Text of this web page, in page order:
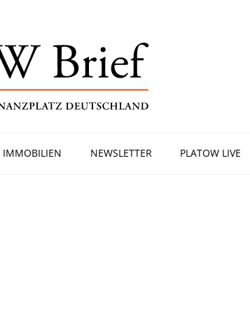
IMMOBILIEN NEWSLETTER PLATOW LIVE